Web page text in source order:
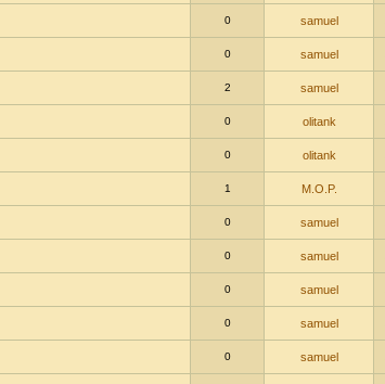
0 samuel
0 samuel
2 samuel
0 olitank
0 olitank
1 M.O.P.
0 samuel
0 samuel
0 samuel
0 samuel
0 samuel